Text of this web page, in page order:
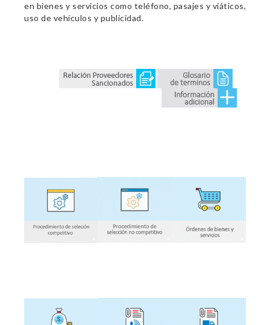
en bienes y servicios como teléfono, pasajes y viáticos,
uso de vehículos y publicidad.